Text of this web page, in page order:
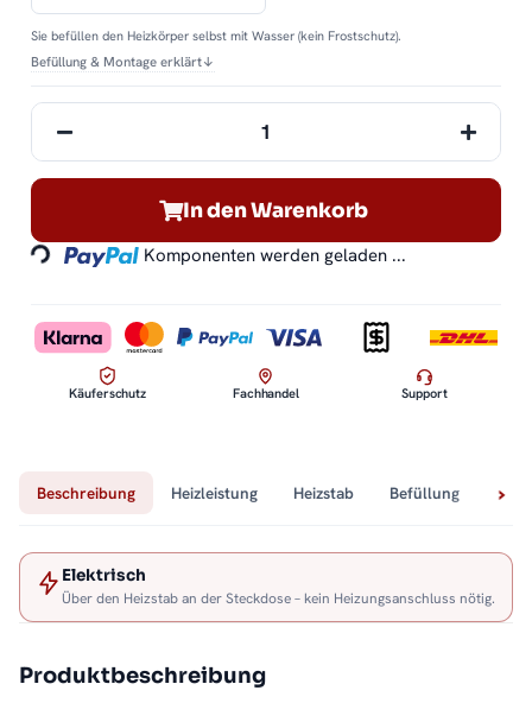
Sie befüllen den Heizkörper selbst mit Wasser (kein Frostschutz).
Befüllung & Montage erklärt↓
In den Warenkorb
Loading... Komponenten werden geladen ...
Käuferschutz Fachhandel Support
Beschreibung Heizleistung Heizstab Befüllung
Elektrisch
Über den Heizstab an der Steckdose – kein Heizungsanschluss nötig.
Produktbeschreibung